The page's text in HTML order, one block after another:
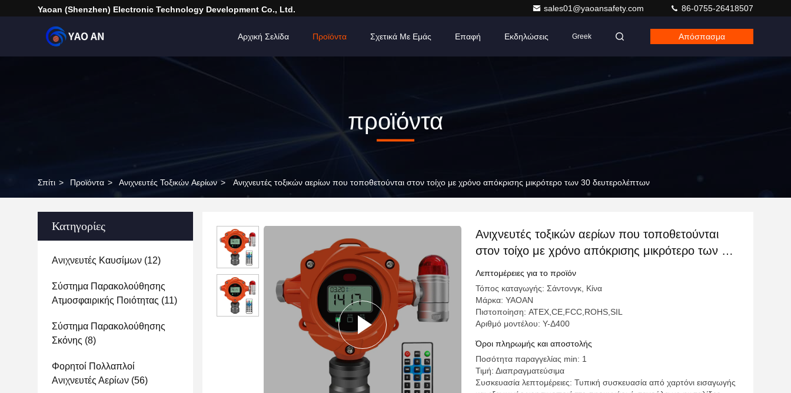
Yaoan (Shenzhen) Electronic Technology Development Co., Ltd. sales01@yaoansafety.com 86-0755-26418507
Αρχική Σελίδα Προϊόντα Σχετικά Με Εμάς Επαφή Εκδηλώσεις Greek Απόσπασμα
προϊόντα
Σπίτι > Προϊόντα > Ανιχνευτές Τοξικών Αερίων > Ανιχνευτές τοξικών αερίων που τοποθετούνται στον τοίχο με χρόνο απόκρισης μικρότερο των 30 δευτερολέπτων
Κατηγορίες
Ανιχνευτές Καυσίμων (12)
Σύστημα Παρακολούθησης
Ατμοσφαιρικής Ποιότητας (11)
Σύστημα Παρακολούθησης
Σκόνης (8)
Φορητοί Πολλαπλοί
Ανιχνευτές Αερίων (56)
Ανιχνευτές τοξικών αερίων που τοποθετούνται
στον τοίχο με χρόνο απόκρισης μικρότερο των 30
δευτερολέπτων
Λεπτομέρειες για το προϊόν
Τόπος καταγωγής: Σάντονγκ, Κίνα
Μάρκα: YAOAN
Πιστοποίηση: ATEX,CE,FCC,ROHS,SIL
Αριθμό μοντέλου: Υ-Δ400
Όροι πληρωμής και αποστολής
Ποσότητα παραγγελίας min: 1
Τιμή: Διαπραγματεύσιμα
Συσκευασία λεπτομέρειες: Τυπική συσκευασία από χαρτόνι εισαγωγής